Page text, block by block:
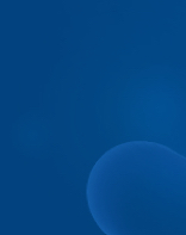
醫療器材
化學品
農藥及環境用藥